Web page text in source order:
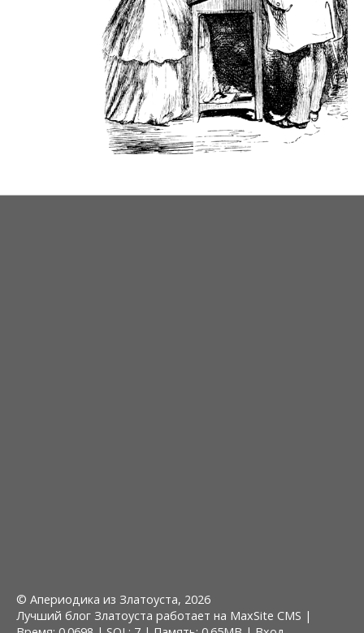
© Апериодика из Златоуста, 2026
Лучший блог Златоуста работает на MaxSite CMS |